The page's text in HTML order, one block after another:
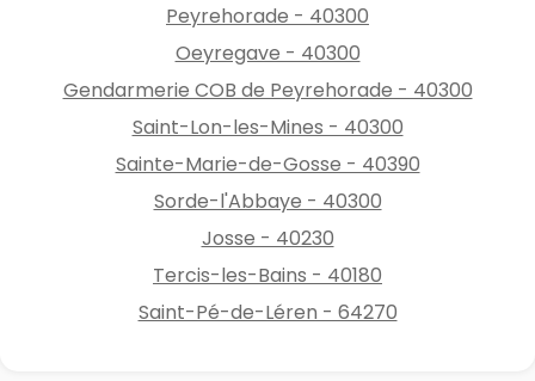
Peyrehorade - 40300
Oeyregave - 40300
Gendarmerie COB de Peyrehorade - 40300
Saint-Lon-les-Mines - 40300
Sainte-Marie-de-Gosse - 40390
Sorde-l'Abbaye - 40300
Josse - 40230
Tercis-les-Bains - 40180
Saint-Pé-de-Léren - 64270